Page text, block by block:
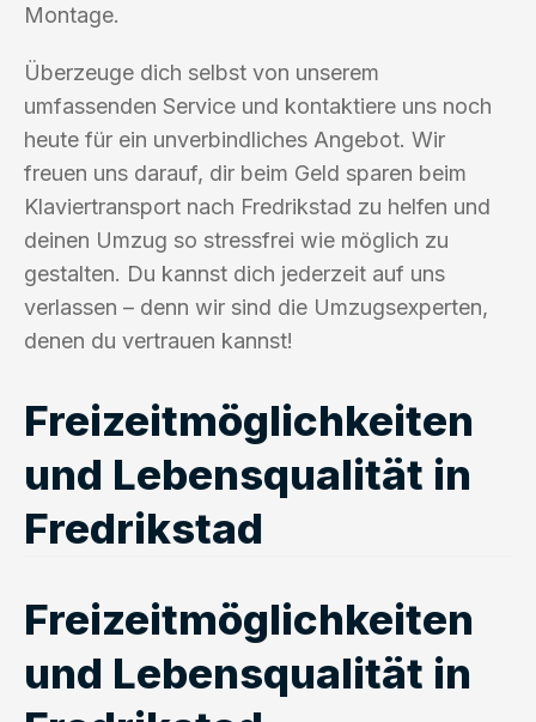
Montage.
Überzeuge dich selbst von unserem
umfassenden Service und kontaktiere uns noch
heute für ein unverbindliches Angebot. Wir
freuen uns darauf, dir beim Geld sparen beim
Klaviertransport nach Fredrikstad zu helfen und
deinen Umzug so stressfrei wie möglich zu
gestalten. Du kannst dich jederzeit auf uns
verlassen – denn wir sind die Umzugsexperten,
denen du vertrauen kannst!
Freizeitmöglichkeiten
und Lebensqualität in
Fredrikstad
Freizeitmöglichkeiten
und Lebensqualität in